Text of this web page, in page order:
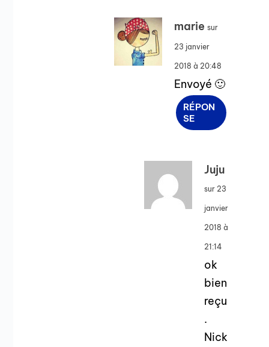
marie sur
23 janvier
2018 à 20:48
Envoyé 🙂
RÉPON
SE
Juju
sur 23
janvier
2018 à
21:14
ok
bien
reçu
.
Nick